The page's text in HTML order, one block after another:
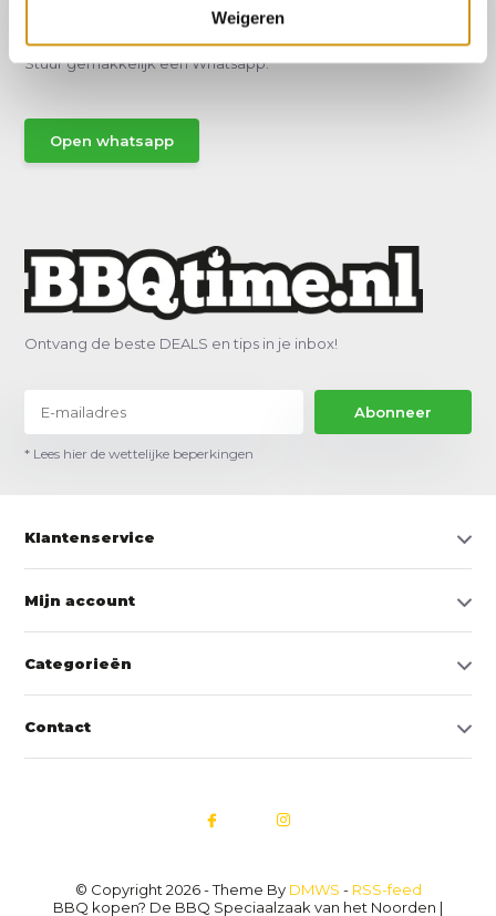
Weigeren
Hulp of advies nodig?
Stuur gemakkelijk een Whatsapp.
Open whatsapp
Ontvang de beste DEALS en tips in je inbox!
Abonneer
* Lees hier de wettelijke beperkingen
Klantenservice
Mijn account
Categorieën
Contact
© Copyright 2026 - Theme By DMWS - RSS-feed
BBQ kopen? De BBQ Speciaalzaak van het Noorden |